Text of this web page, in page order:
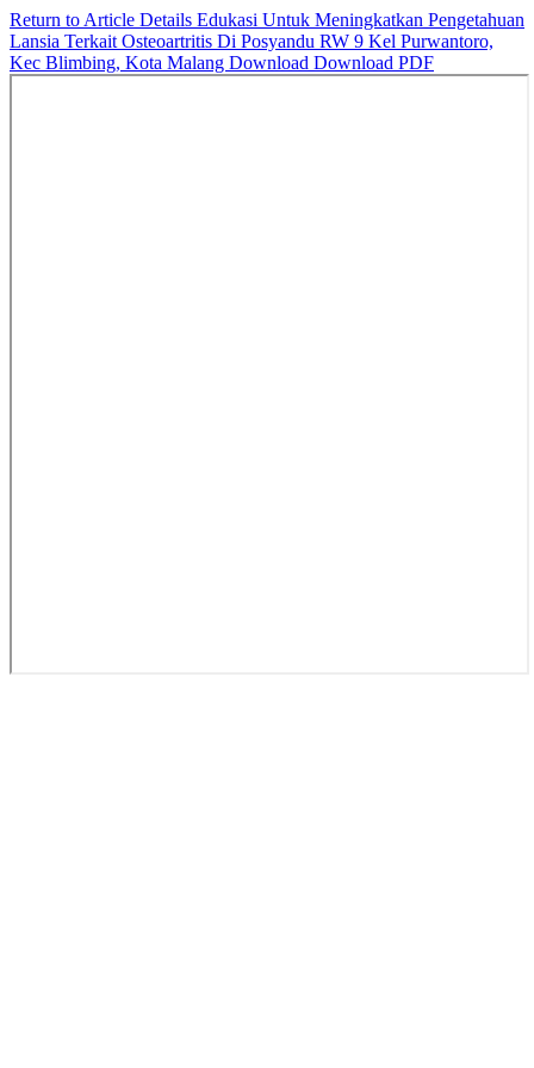
Return to Article Details Edukasi Untuk Meningkatkan Pengetahuan
Lansia Terkait Osteoartritis Di Posyandu RW 9 Kel Purwantoro,
Kec Blimbing, Kota Malang Download Download PDF